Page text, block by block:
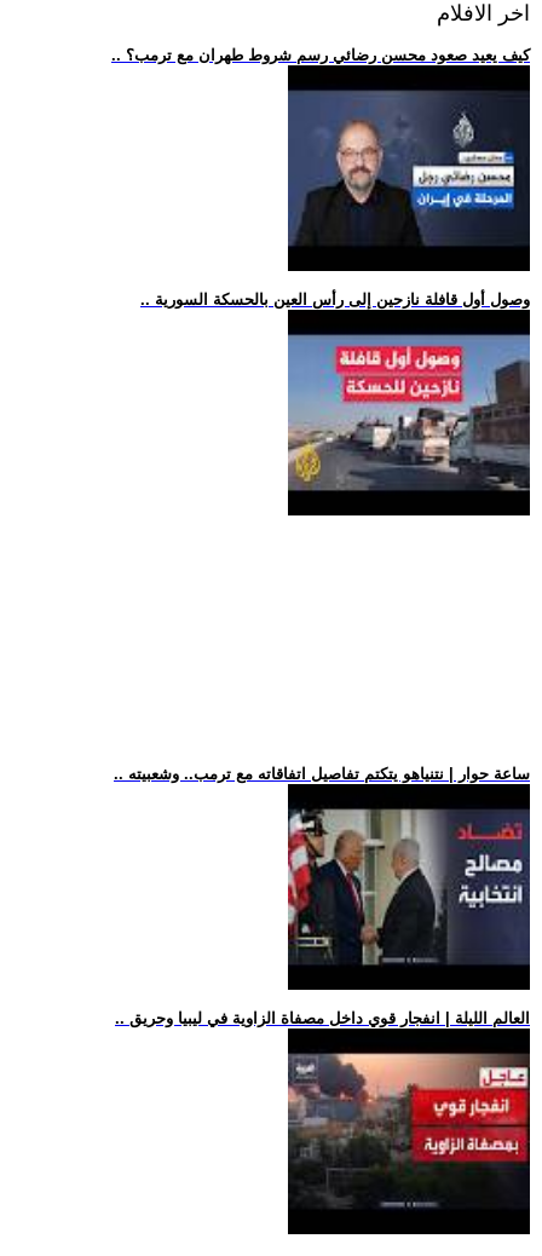
اخر الافلام
.. كيف يعيد صعود محسن رضائي رسم شروط طهران مع ترمب؟
.. وصول أول قافلة نازحين إلى رأس العين بالحسكة السورية
.. ساعة حوار | نتنياهو يتكتم تفاصيل اتفاقاته مع ترمب.. وشعبيته
.. العالم الليلة | انفجار قوي داخل مصفاة الزاوية في ليبيا وحريق